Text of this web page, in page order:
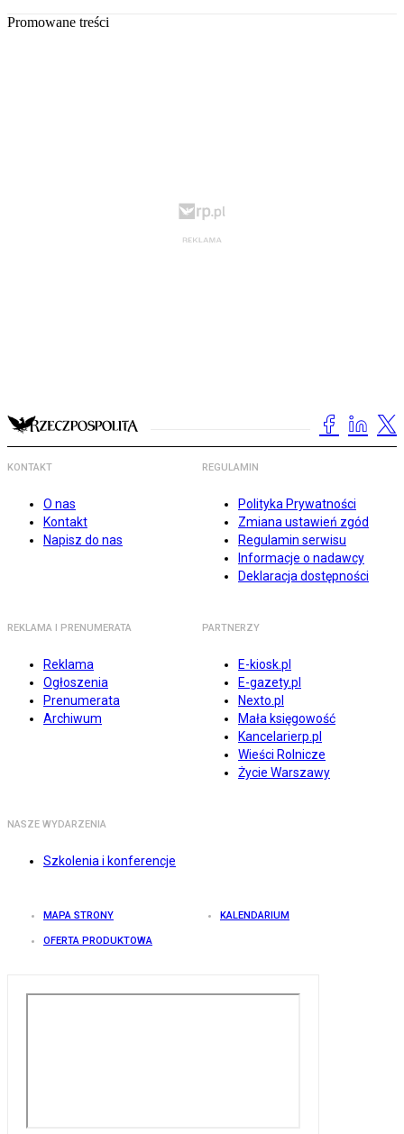
Promowane treści
KONTAKT
O nas
Kontakt
Napisz do nas
REGULAMIN
Polityka Prywatności
Zmiana ustawień zgód
Regulamin serwisu
Informacje o nadawcy
Deklaracja dostępności
REKLAMA I PRENUMERATA
Reklama
Ogłoszenia
Prenumerata
Archiwum
PARTNERZY
E-kiosk.pl
E-gazety.pl
Nexto.pl
Mała księgowość
Kancelarierp.pl
Wieści Rolnicze
Życie Warszawy
NASZE WYDARZENIA
Szkolenia i konferencje
MAPA STRONY KALENDARIUM
OFERTA PRODUKTOWA